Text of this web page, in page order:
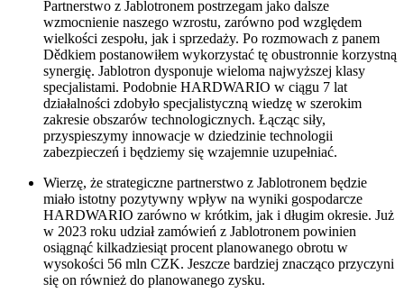
Partnerstwo z Jablotronem postrzegam jako dalsze
wzmocnienie naszego wzrostu, zarówno pod względem
wielkości zespołu, jak i sprzedaży. Po rozmowach z panem
Dědkiem postanowiłem wykorzystać tę obustronnie korzystną
synergię. Jablotron dysponuje wieloma najwyższej klasy
specjalistami. Podobnie HARDWARIO w ciągu 7 lat
działalności zdobyło specjalistyczną wiedzę w szerokim
zakresie obszarów technologicznych. Łącząc siły,
przyspieszymy innowacje w dziedzinie technologii
zabezpieczeń i będziemy się wzajemnie uzupełniać.
Wierzę, że strategiczne partnerstwo z Jablotronem będzie
miało istotny pozytywny wpływ na wyniki gospodarcze
HARDWARIO zarówno w krótkim, jak i długim okresie. Już
w 2023 roku udział zamówień z Jablotronem powinien
osiągnąć kilkadziesiąt procent planowanego obrotu w
wysokości 56 mln CZK. Jeszcze bardziej znacząco przyczyni
się on również do planowanego zysku.